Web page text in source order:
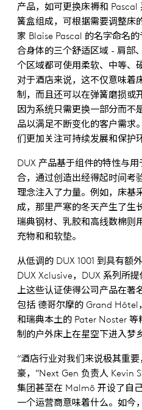
产品，如可更换床褥和
簧盒组成，可根据需要调整床
家 Blaise Pascal 的名字命名
合身体的三个舒适区域 - 肩部
个区域都可使用柔软、中等、
对于酒店来说，这不仅意味着
制，而且还可以在弹簧磨损或
因为系统只需更换一部分而不
品以满足不断变化的客户需求
们更加关注可持续发展和保护
DUX 产品基于组件的特性与
合，通过创造出经得起时间考
理念注入了力量。例如，床基
成，那里严寒的冬天产生了生
瑞典钢材、乳胶和高线数棉则
充物和和软垫。
从低调的 DUX 1001 到具有额
DUX Xclusive，DUX 系列所
上这些认证使得公司产品在著
包括 德哥尔摩的 Grand Hôtel
和瑞典本土的 Pater Noster 等
制的户外床上在星空下进入梦乡
“酒店行业对我们来说极其重
豪，”Next Gen 负责人 Kevin
集团甚至在 Malmö 开设了自
一个运营商意味着什么。如今